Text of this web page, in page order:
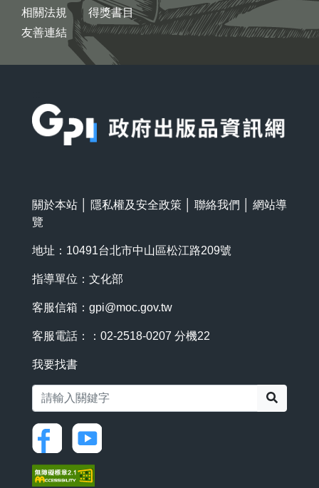
相關法規
友善連結
得獎書目
關於本站 隱私權及安全政策 聯絡我們
網站導
覽
地址：10491台北市中山區松江路209號
指導單位：文化部
客服信箱： gpi@moc.gov.tw
客服電話：：02-2518-0207 分機22
我要找書